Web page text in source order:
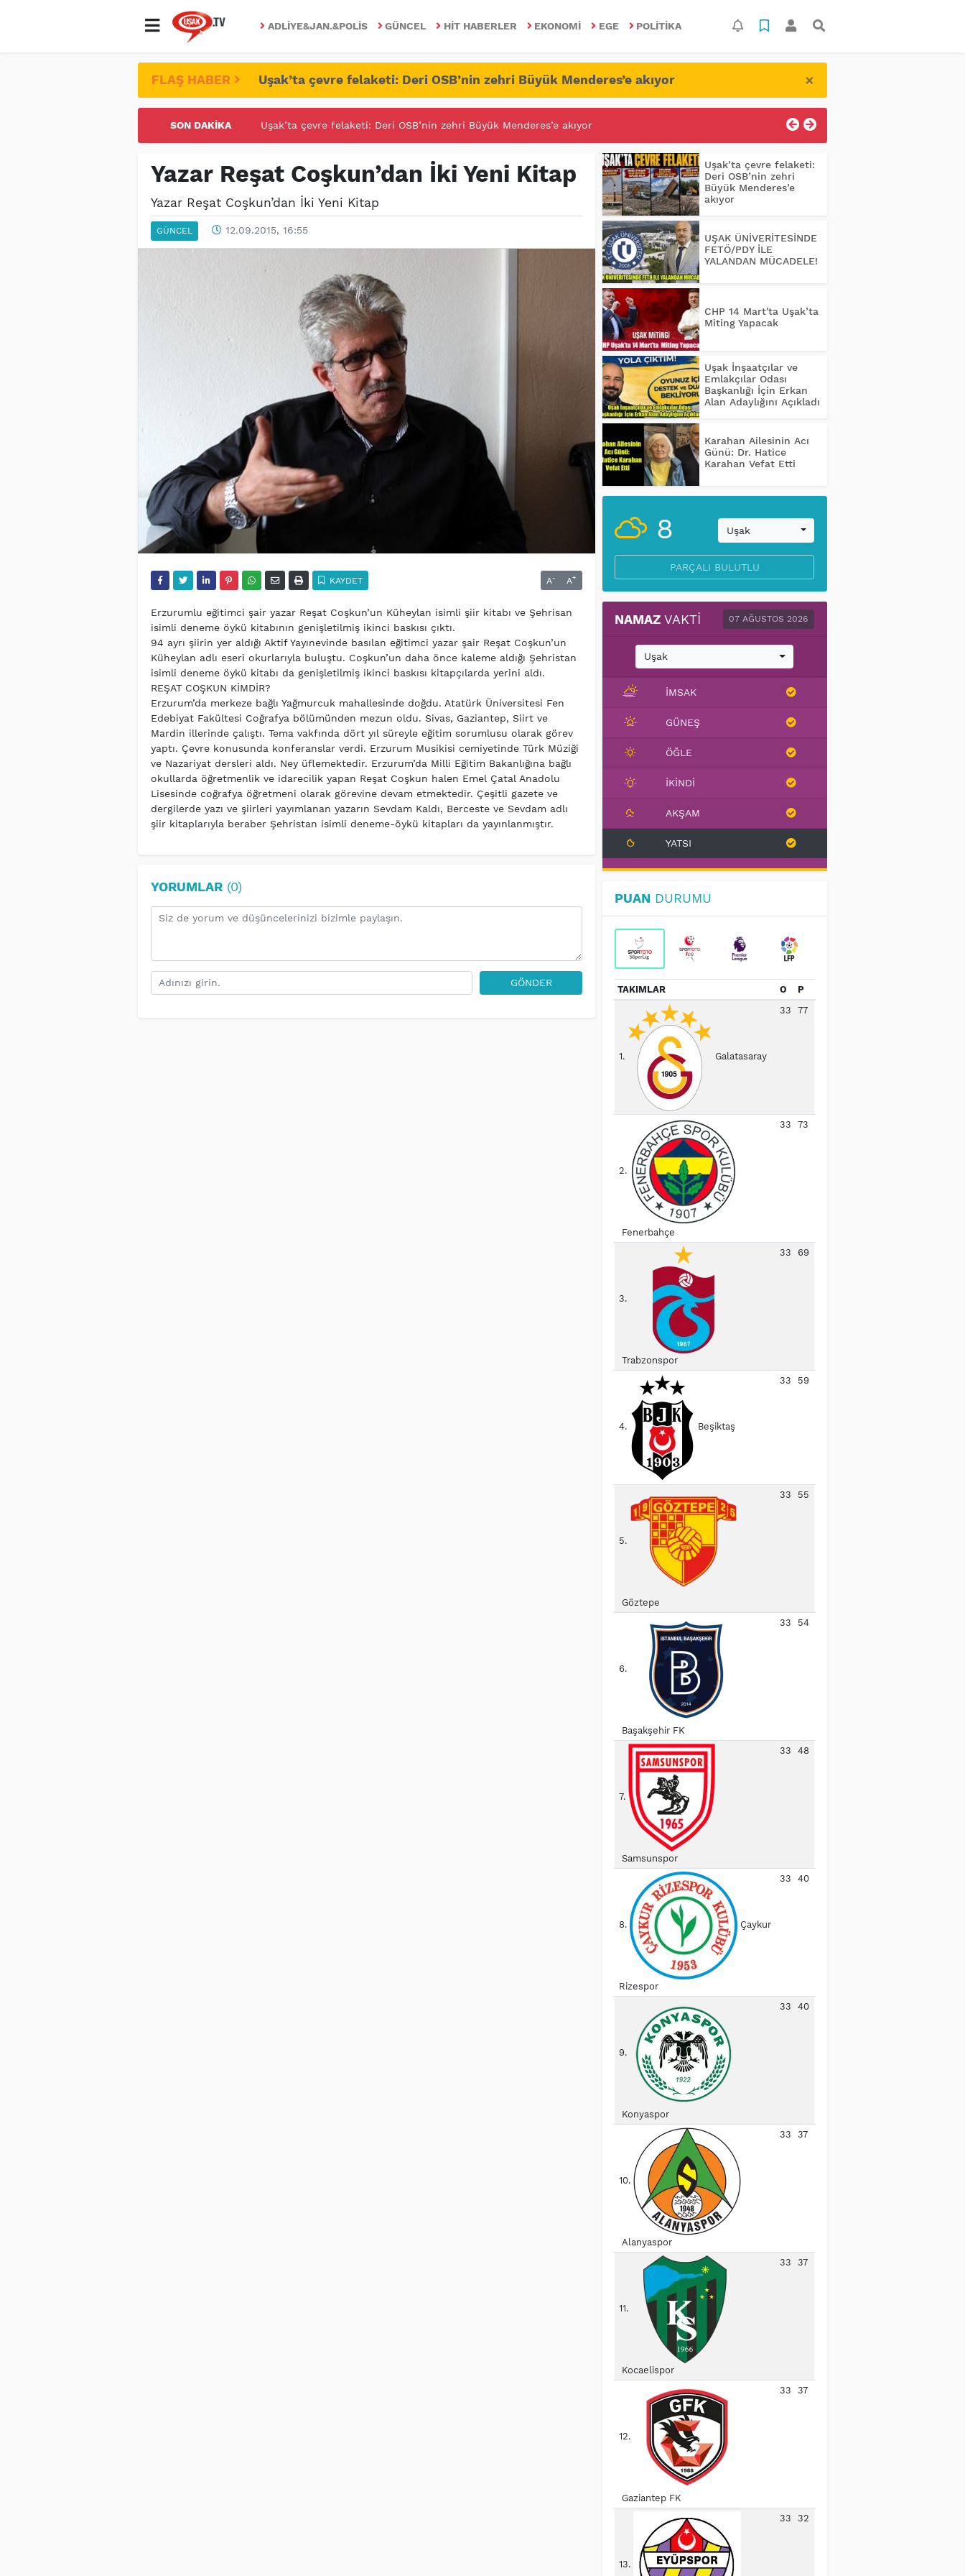
ADLIYE&JAN.&POLIS GÜNCEL HIT HABERLER EKONOMI EGE POLITIKA
FLAŞ HABER Uşak’ta çevre felaketi: Deri OSB’nin zehri Büyük Menderes’e akıyor ×
SON DAKIKA
Uşak’ta çevre felaketi: Deri OSB’nin zehri Büyük Menderes’e akıyor
UŞAK ÜNİVERİTESİNDE FETÖ/PDY İLE YALANDAN MÜCADELE!
Yazar Reşat Coşkun’dan İki Yeni Kitap
Yazar Reşat Coşkun’dan İki Yeni Kitap
GÜNCEL 12.09.2015, 16:55
KAYDET A- A+
Erzurumlu eğitimci şair yazar Reşat Coşkun’un Küheylan isimli şiir kitabı ve Şehrisan
isimli deneme öykü kitabının genişletilmiş ikinci baskısı çıktı.
94 ayrı şiirin yer aldığı Aktif Yayınevinde basılan eğitimci yazar şair Reşat Coşkun’un
Küheylan adlı eseri okurlarıyla buluştu. Coşkun’un daha önce kaleme aldığı Şehristan
isimli deneme öykü kitabı da genişletilmiş ikinci baskısı kitapçılarda yerini aldı.
REŞAT COŞKUN KİMDİR?
Erzurum’da merkeze bağlı Yağmurcuk mahallesinde doğdu. Atatürk Üniversitesi Fen
Edebiyat Fakültesi Coğrafya bölümünden mezun oldu. Sivas, Gaziantep, Siirt ve
Mardin illerinde çalıştı. Tema vakfında dört yıl süreyle eğitim sorumlusu olarak görev
yaptı. Çevre konusunda konferanslar verdi. Erzurum Musikisi cemiyetinde Türk Müziği
ve Nazariyat dersleri aldı. Ney üflemektedir. Erzurum’da Milli Eğitim Bakanlığına bağlı
okullarda öğretmenlik ve idarecilik yapan Reşat Coşkun halen Emel Çatal Anadolu
Lisesinde coğrafya öğretmeni olarak görevine devam etmektedir. Çeşitli gazete ve
dergilerde yazı ve şiirleri yayımlanan yazarın Sevdam Kaldı, Berceste ve Sevdam adlı
şiir kitaplarıyla beraber Şehristan isimli deneme-öykü kitapları da yayınlanmıştır.
YORUMLAR(0)
GÖNDER
Uşak’ta çevre felaketi:
Deri OSB’nin zehri
Büyük Menderes’e
akıyor
UŞAK ÜNİVERİTESİNDE
FETÖ/PDY İLE
YALANDAN MÜCADELE!
CHP 14 Mart'ta Uşak’ta
Miting Yapacak
Uşak İnşaatçılar ve
Emlakçılar Odası
Başkanlığı İçin Erkan
Alan Adaylığını Açıkladı
Karahan Ailesinin Acı
Günü: Dr. Hatice
Karahan Vefat Etti
8 Uşak
PARÇALI BULUTLU
NAMAZ VAKTI 07 AĞUSTOS 2026
Uşak
İMSAK
GÜNEŞ
ÖĞLE
İKINDI
AKŞAM
YATSI
PUAN DURUMU
TAKIMLAR O P
1. Galatasaray
33 77
2.
Fenerbahçe
33 73
3.
Trabzonspor
33 69
4. Beşiktaş
33 59
5.
Göztepe
33 55
6.
Başakşehir FK
33 54
7.
Samsunspor
33 48
8. Çaykur
Rizespor
33 40
9.
Konyaspor
33 40
10.
Alanyaspor
33 37
11.
Kocaelispor
33 37
12.
Gaziantep FK
33 37
13.
33 32